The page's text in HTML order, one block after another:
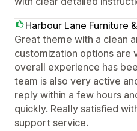
Harbour Lane Furniture
Great theme with a clean
customization options are
overall experience has
team is also very active
reply within a few hours
quickly. Really satisfied
support service.